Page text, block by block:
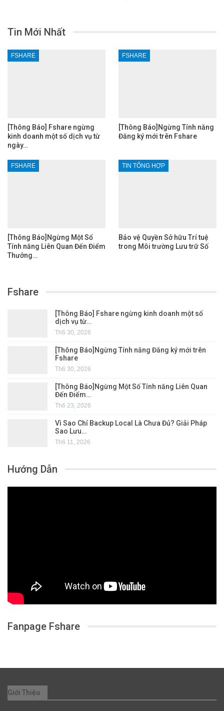
Tin Mới Nhất
FSHARE
[Thông Báo] Fshare ngừng
kinh doanh một số dịch vụ từ
ngày…
FSHARE
[Thông Báo]Ngừng Tính năng
Đăng ký mới trên Fshare
FSHARE
[Thông Báo]Ngừng Một Số
Tính năng Liên Quan Đến Điểm
Thưởng…
TIN TỔNG HỢP
Bảo vệ Quyền Sở hữu Trí tuệ
trong Môi trường Lưu trữ Số
Fshare
[Thông Báo] Fshare ngừng kinh doanh một số
dịch vụ từ…
Th6 30, 2026
[Thông Báo]Ngừng Tính năng Đăng ký mới trên
Fshare
Th6 30, 2026
[Thông Báo]Ngừng Một Số Tính năng Liên Quan
Đến Điểm…
Th6 23, 2026
Vì Sao Chỉ Backup Local Là Chưa Đủ? Giải Pháp
Sao Lưu…
Th6 11, 2026
Hướng Dẫn
Fanpage Fshare
Giới Thiệu